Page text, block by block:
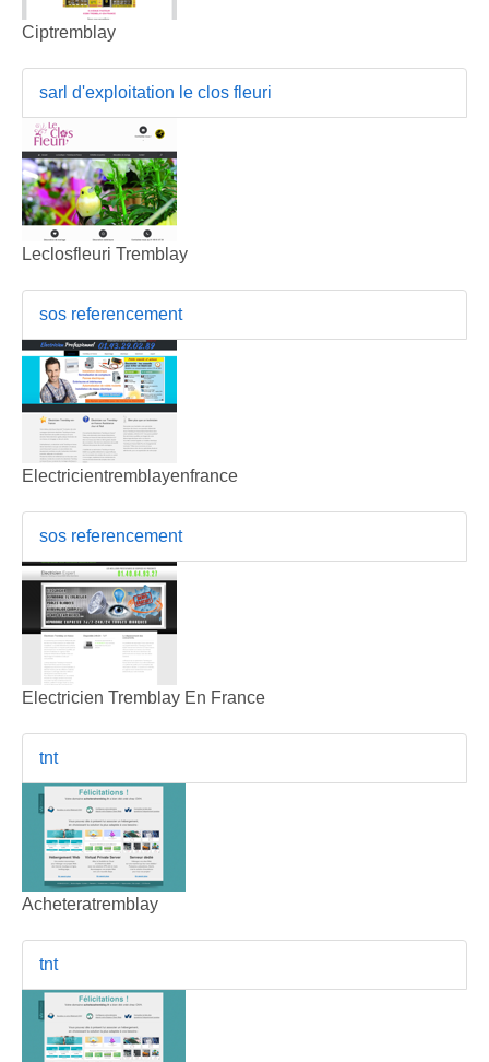
Ciptremblay
sarl d'exploitation le clos fleuri
Leclosfleuri Tremblay
sos referencement
Electricientremblayenfrance
sos referencement
Electricien Tremblay En France
tnt
Acheteratremblay
tnt